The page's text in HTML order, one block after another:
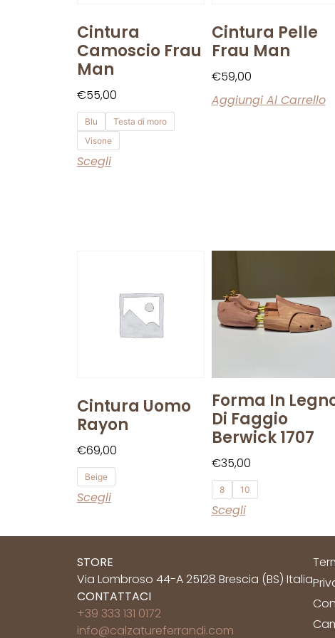
Cintura
Camoscio Frau
Man
€55,00
Blu
Testa di moro
Visone
Scegli
Cintura Pelle
Frau Man
€59,00
Aggiungi Al Carrello
Cintura Uomo
Rayon
€69,00
Beige
Scegli
Forma In
Di Faggio
Berwick 1707
€35,00
8 10
Scegli
STORE
Via Lombroso 44-A 25128 Brescia (BS) Italia
CONTATTACI
+39 333 131 0172
info@calzatureferrandi.com